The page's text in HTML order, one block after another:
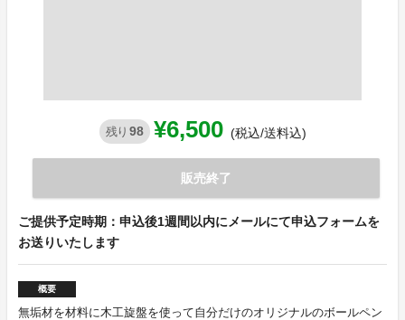
残り 98 ¥6,500 (税込/送料込)
販売終了
ご提供予定時期：申込後1週間以内にメールにて申込フォームを
お送りいたします
概要
無垢材を材料に木工旋盤を使って自分だけのオリジナルのボールペン